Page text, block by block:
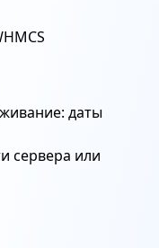
даты
сервера или